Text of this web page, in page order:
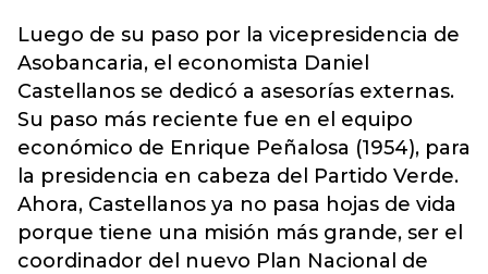
Luego de su paso por la vicepresidencia de
Asobancaria, el economista Daniel
Castellanos se dedicó a asesorías externas.
Su paso más reciente fue en el equipo
económico de Enrique Peñalosa (1954), para
la presidencia en cabeza del Partido Verde.
Ahora, Castellanos ya no pasa hojas de vida
porque tiene una misión más grande, ser el
coordinador del nuevo Plan Nacional de